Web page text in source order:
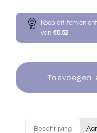
Koop dit item en
van€0.52
Toevoegen
Beschrijving